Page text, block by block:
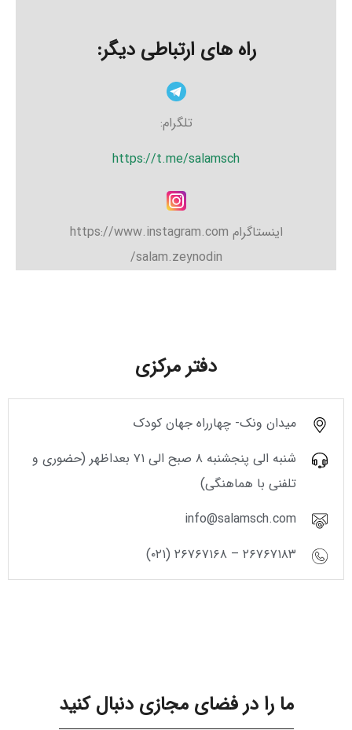
راه های ارتباطی دیگر:
تلگرام:
https://t.me/salamsch
اینستاگرام https://www.instagram.com
salam.zeynodin/
دفتر مرکزی
میدان ونک- چهارراه جهان کودک
شنبه الی پنجشنبه ۸ صبح الی ۷۱ بعداظهر (حضوری و
تلفنی با هماهنگی)
info@salamsch.com
۲۶۷۶۷۱۸۳ – ۲۶۷۶۷۱۶۸ (۰۲۱)
ما را در فضای مجازی دنبال کنید